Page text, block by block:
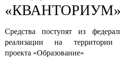
«КВАНТОРИУМ»
Средства поступят из
реализации на территории
проекта «Образование»